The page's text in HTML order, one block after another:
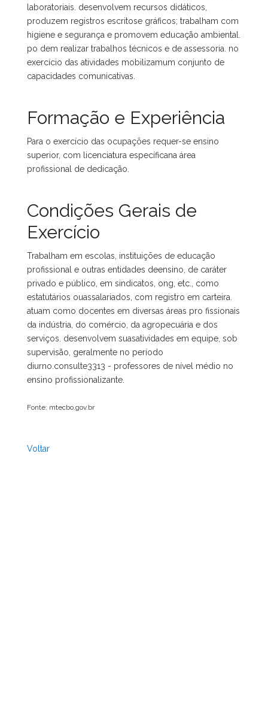
laboratoriais. desenvolvem recursos didáticos,
produzem registros escritose gráficos; trabalham com
higiene e segurança e promovem educação ambiental.
po dem realizar trabalhos técnicos e de assessoria. no
exercício das atividades mobilizamum conjunto de
capacidades comunicativas.
Formação e Experiência
Para o exercício das ocupações requer-se ensino
superior, com licenciatura específicana área
profissional de dedicação.
Condições Gerais de
Exercício
Trabalham em escolas, instituições de educação
profissional e outras entidades deensino, de caráter
privado e público, em sindicatos, ong, etc., como
estatutários ouassalariados, com registro em carteira.
atuam como docentes em diversas áreas pro fissionais
da indústria, do comércio, da agropecuária e dos
serviços. desenvolvem suasatividades em equipe, sob
supervisão, geralmente no período
diurno.consulte3313 - professores de nível médio no
ensino profissionalizante.
Fonte: mtecbo.gov.br
Voltar